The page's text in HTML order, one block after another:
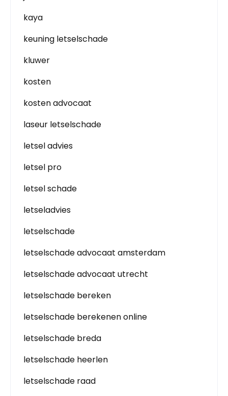
kaya
keuning letselschade
kluwer
kosten
kosten advocaat
laseur letselschade
letsel advies
letsel pro
letsel schade
letseladvies
letselschade
letselschade advocaat amsterdam
letselschade advocaat utrecht
letselschade bereken
letselschade berekenen online
letselschade breda
letselschade heerlen
letselschade raad